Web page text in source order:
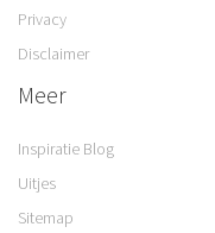
Privacy
Disclaimer
Meer
Inspiratie Blog
Uitjes
Sitemap